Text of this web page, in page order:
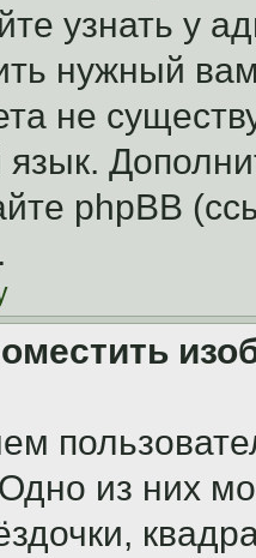
узнать у
нужный
не
язык.
phpBB
из них